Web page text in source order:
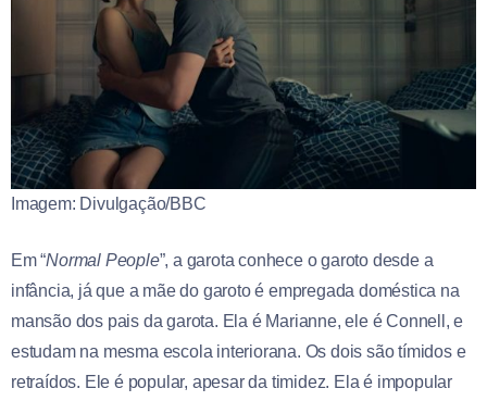
Imagem: Divulgação/BBC
Em “Normal People”, a garota conhece o garoto desde a
infância, já que a mãe do garoto é empregada doméstica na
mansão dos pais da garota. Ela é Marianne, ele é Connell, e
estudam na mesma escola interiorana. Os dois são tímidos e
retraídos. Ele é popular, apesar da timidez. Ela é impopular